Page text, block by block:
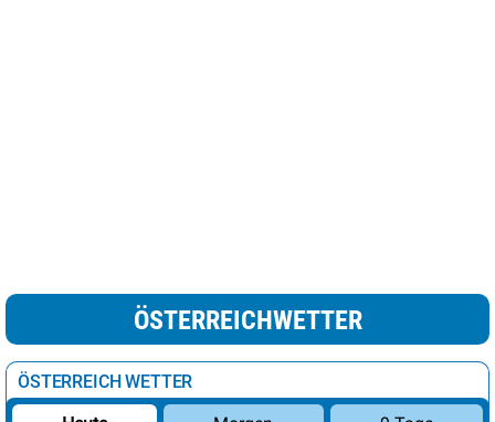
ÖSTERREICHWETTER
ÖSTERREICH WETTER